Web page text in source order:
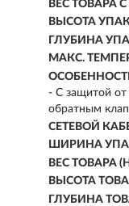
ВЕС ТОВАРА
ВЫСОТА
ГЛУБИНА
МАКС.
- С защитой от
обратным
СЕТЕВОЙ
ШИРИНА
ВЕС ТОВАРА
ВЫСОТА
ГЛУБИНА